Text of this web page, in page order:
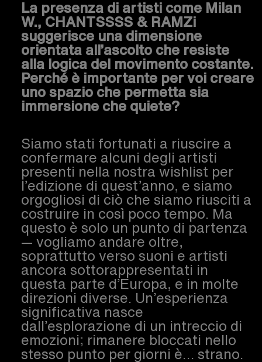
La presenza di artisti come Milan
W., CHANTSSSS & RAMZi
suggerisce una dimensione
orientata all’ascolto che resiste
alla logica del movimento costante.
Perché è importante per voi creare
uno spazio che permetta sia
immersione che quiete?
Siamo stati fortunati a riuscire a
confermare alcuni degli artisti
presenti nella nostra wishlist per
l’edizione di quest’anno, e siamo
orgogliosi di ciò che siamo riusciti a
costruire in così poco tempo. Ma
questo è solo un punto di partenza
— vogliamo andare oltre,
soprattutto verso suoni e artisti
ancora sottorappresentati in
questa parte d’Europa, e in molte
direzioni diverse. Un’esperienza
significativa nasce
dall’esplorazione di un intreccio di
emozioni; rimanere bloccati nello
stesso punto per giorni è… strano.